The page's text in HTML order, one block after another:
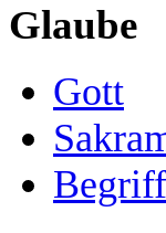
Glaube
Gott